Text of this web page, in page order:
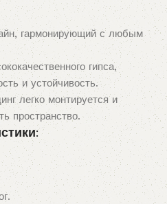
гармонирующий с любым
гипса,
и устойчивость.
легко монтируется и
пространство.